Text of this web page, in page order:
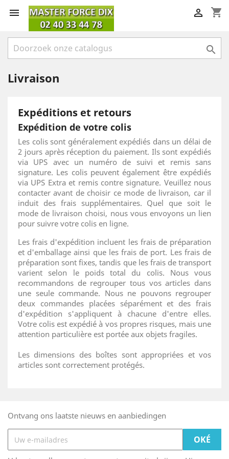
 shopping_cart


Livraison
Expéditions et retours
Expédition de votre colis
Les colis sont généralement expédiés dans un délai de
2 jours après réception du paiement. Ils sont expédiés
via UPS avec un numéro de suivi et remis sans
signature. Les colis peuvent également être expédiés
via UPS Extra et remis contre signature. Veuillez nous
contacter avant de choisir ce mode de livraison, car il
induit des frais supplémentaires. Quel que soit le
mode de livraison choisi, nous vous envoyons un lien
pour suivre votre colis en ligne.
Les frais d'expédition incluent les frais de préparation
et d'emballage ainsi que les frais de port. Les frais de
préparation sont fixes, tandis que les frais de transport
varient selon le poids total du colis. Nous vous
recommandons de regrouper tous vos articles dans
une seule commande. Nous ne pouvons regrouper
deux commandes placées séparément et des frais
d'expédition s'appliquent à chacune d'entre elles.
Votre colis est expédié à vos propres risques, mais une
attention particulière est portée aux objets fragiles.
Les dimensions des boîtes sont appropriées et vos
articles sont correctement protégés.
Ontvang ons laatste nieuws en aanbiedingen